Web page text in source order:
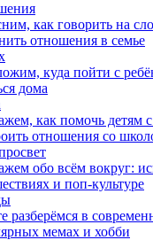
как говорить на
отношения в семье
куда пойти с
дома
как помочь детям
отношения со
обо всём вокруг:
и поп-культуре
разберёмся в
мемах и хобби